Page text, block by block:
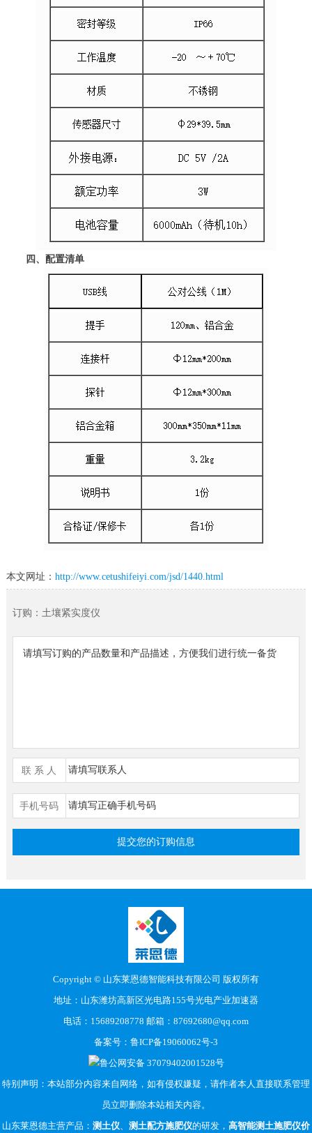
四、配置清单
本文网址： http://www.cetushifeiyi.com/jsd/1440.html
订购：土壤紧实度仪
联 系 人
手机号码
Copyright © 山东莱恩德智能科技有限公司 版权所有
地址：山东潍坊高新区光电路155号光电产业加速器
电话：15689208778 邮箱：87692680@qq.com
备案号： 鲁ICP备19060062号-3
鲁公网安备 37079402001528号
特别声明：本站部分内容来自网络，如有侵权嫌疑，请作者本人直接联系管理
员立即删除本站相关内容。
山东莱恩德主营产品： 测土仪 测土配方施肥仪的研发， 高智能测土施肥仪价